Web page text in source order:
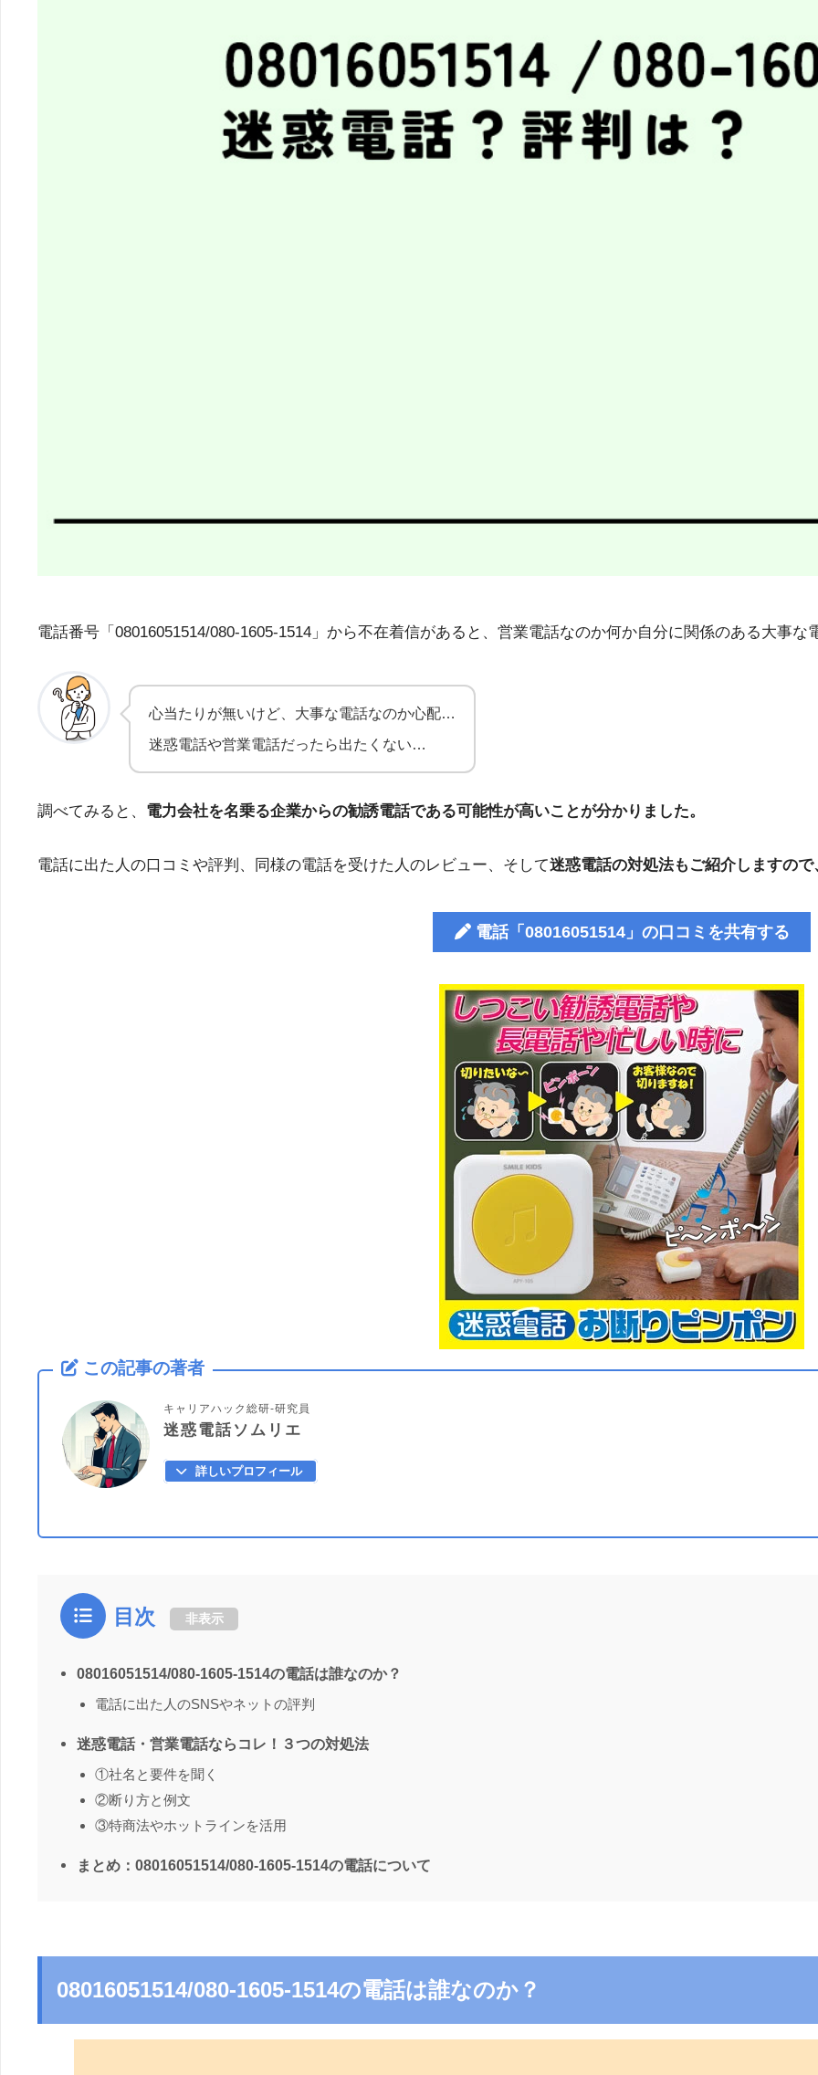
電話番号「08016051514/080-1605-1514」から不在着信があると、営業電話なのか何か自分に関係のある大事
心当たりが無いけど、大事な電話なのか心配…
迷惑電話や営業電話だったら出たくない…
調べてみると、 電力会社を名乗る企業からの勧誘電話である可能性が高いことが分かりました。
電話に出た人の口コミや評判、同様の電話を受けた人のレビュー、そして迷惑電話の対処法もご紹介しますの
電話「08016051514」の口コミを共有する
この記事の著者
キャリアハック総研-研究員
迷惑電話ソムリエ
詳しいプロフィール
目次 非表示
08016051514/080-1605-1514の電話は誰なのか？
電話に出た人のSNSやネットの評判
迷惑電話・営業電話ならコレ！３つの対処法
①社名と要件を聞く
②断り方と例文
③特商法やホットラインを活用
まとめ：08016051514/080-1605-1514の電話について
08016051514/080-1605-1514の電話は誰なのか？